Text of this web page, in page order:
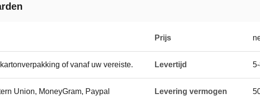
Prijs
of vanaf uw vereiste. Levertijd
Union, MoneyGram, Paypal Levering vermogen